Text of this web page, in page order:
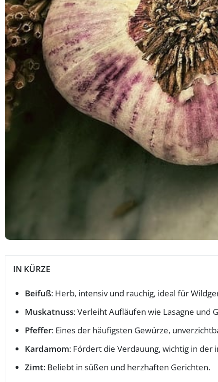
IN KÜRZE
Beifuß: Herb, intensiv und rauchig, ideal für
Muskatnuss: Verleiht Aufläufen wie Lasagne und
Pfeffer: Eines der häufigsten Gewürze,
Kardamom: Fördert die Verdauung, wichtig in der
Zimt: Beliebt in süßen und herzhaften Gerichten.